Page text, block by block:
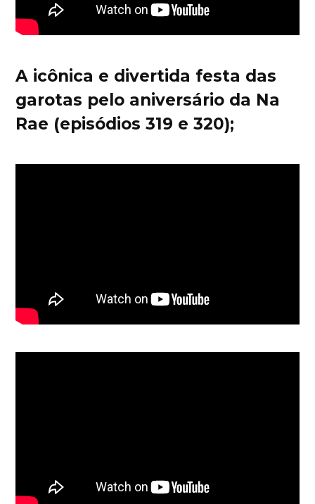
A icônica e divertida festa das
garotas pelo aniversário da Na
Rae (episódios 319 e 320);